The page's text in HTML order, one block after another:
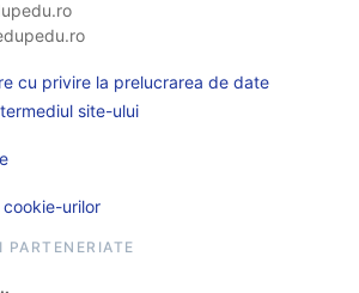
cu privire la prelucrarea de date
site-ului
urilor